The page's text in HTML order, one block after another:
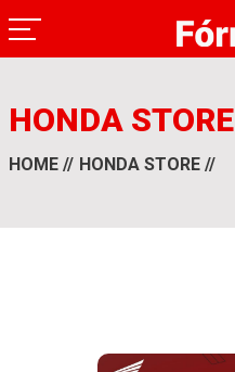
HONDA STORE
HOME HONDA STORE